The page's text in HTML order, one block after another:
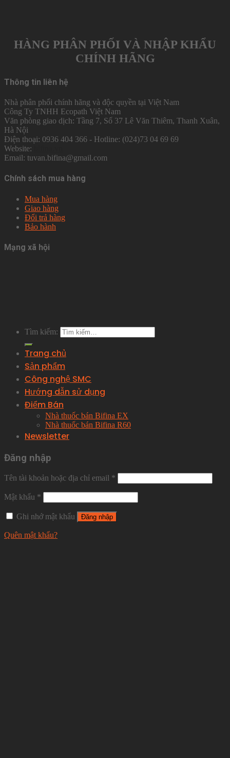
HÀNG PHÂN PHỐI VÀ NHẬP KHẨU
CHÍNH HÃNG
Thông tin liên hệ
Nhà phân phối chính hãng và độc quyền tại Việt Nam
Công Ty TNHH Ecopath Việt Nam
Văn phòng giao dịch: Tầng 7, Số 37 Lê Văn Thiêm, Thanh Xuân,
Hà Nội
Điện thoại: 0936 404 366 - Hotline: (024)73 04 69 69
Website:
Email: tuvan.bifina@gmail.com
Chính sách mua hàng
Mua hàng
Giao hàng
Đổi trả hàng
Bảo hành
Mạng xã hội
Tìm kiếm:
Trang chủ
Sản phẩm
Công nghệ SMC
Hướng dẫn sử dụng
Điểm Bán
Nhà thuốc bán Bifina EX
Nhà thuốc bán Bifina R60
Newsletter
Đăng nhập
Tên tài khoản hoặc địa chỉ email *
Mật khẩu *
Ghi nhớ mật khẩu Đăng nhập
Quên mật khẩu?